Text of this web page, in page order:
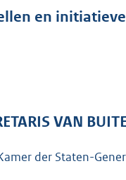
a
r
o
en
VAN
der Staten-